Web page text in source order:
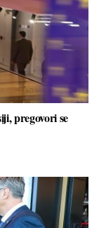
pregovori se